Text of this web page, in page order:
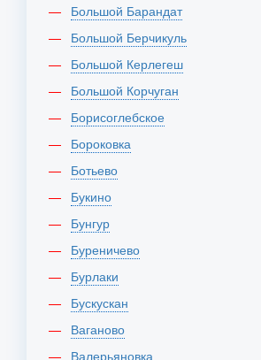
Большой Барандат
Большой Берчикуль
Большой Керлегеш
Большой Корчуган
Борисоглебское
Бороковка
Ботьево
Букино
Бунгур
Буреничево
Бурлаки
Бускускан
Ваганово
Валерьяновка